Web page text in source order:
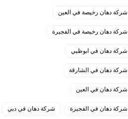
شركة دهان رخيصة في العين
شركة دهان رخيصة في الفجيرة
شركة دهان في ابوظبي
شركة دهان في الشارقة
شركة دهان في العين
شركة دهان في الفجيرة شركة دهان في دبي